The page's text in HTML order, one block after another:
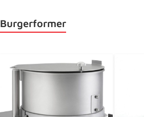
Burgerformer